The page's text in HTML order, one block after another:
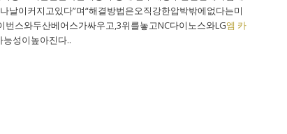
이커지고있다”며“해결방법은오직강한압박밖에없다는미
스와두산베어스가싸우고,3위를놓고NC다이노스와LG엠 카
성이높아진다..